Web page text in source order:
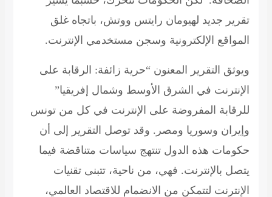
تقرير جديد لهيومان رايتس ووتش، باتجاه غلق
المواقع الإلكترونية وسجن مستخدمي الإنترنت.
ويوثق التقرير المعنون “حرية زائفة: الرقابة على
الإنترنت في الشرق الأوسط وشمال إفريقيا”
للرقابة المفروضة على الإنترنت في كل من تونس
وإيران وسوريا ومصر. وقد توصل التقرير إلى أن
حكومات هذه الدول تنتهج سياسات متناقضة فيما
يتصل بالإنترنت. فهي، من ناحية، تتبنى تقنيات
الإنترنت لتتمكن من الانضمام للاقتصاد العالمي،